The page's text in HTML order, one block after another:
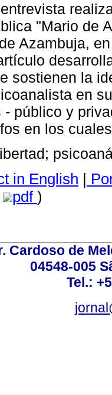
"Mario de
Azambuja,
sostienen la
en
- público y
en los
in English |
pdf )
Cardoso de
04548-005
Tel.: